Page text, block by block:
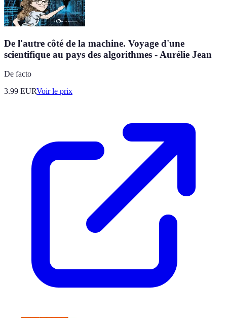
De l'autre côté de la machine. Voyage d'une
scientifique au pays des algorithmes - Aurélie Jean
De facto
3.99 EURVoir le prix